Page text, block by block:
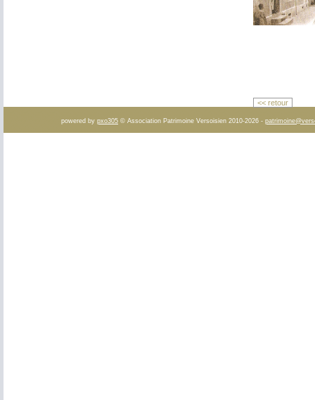
<< retour
powered by pxo305 © Association Patrimoine Versoisien 2010-2026 -